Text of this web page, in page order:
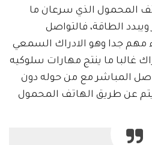
المحمول الذي سرعان ما
الطاقة، فالتواصل
مهم جدا وهو الادراك السمعي
غالبا ما ينتج مهارات سلوكيه
المباشر مع من حوله دون
يتم عن طريق الهاتف المحمول